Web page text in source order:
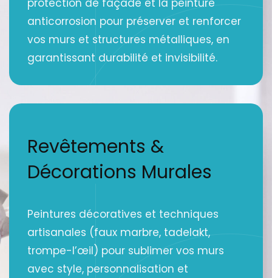
protection de façade et la peinture
anticorrosion pour préserver et renforcer
vos murs et structures métalliques, en
garantissant durabilité et invisibilité.
Revêtements &
Décorations Murales
Peintures décoratives et techniques
artisanales (faux marbre, tadelakt,
trompe-l’œil) pour sublimer vos murs
avec style, personnalisation et